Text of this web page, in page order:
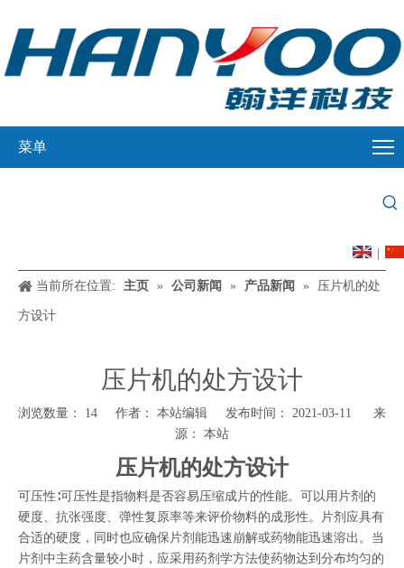
菜单
当前所在位置: 主页 » 公司新闻 » 产品新闻 » 压片机的处
方设计
压片机的处方设计
浏览数量： 14 作者： 本站编辑 发布时间： 2021-03-11 来
源： 本站
["wechat","weibo","qzone","douban","email"]
压片机的处方设计
可压性∶可压性是指物料是否容易压缩成片的性能。可以用片剂的
硬度、抗张强度、弹性复原率等来评价物料的成形性。片剂应具有
合适的硬度，同时也应确保片剂能迅速崩解或药物能迅速溶出。当
片剂中主药含量较小时，应采用药剂学方法使药物达到分布均匀的